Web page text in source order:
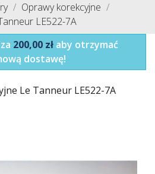
Oprawy korekcyjne
LE522-7A
200,00 zł aby otrzymać
dostawę!
Le Tanneur LE522-7A